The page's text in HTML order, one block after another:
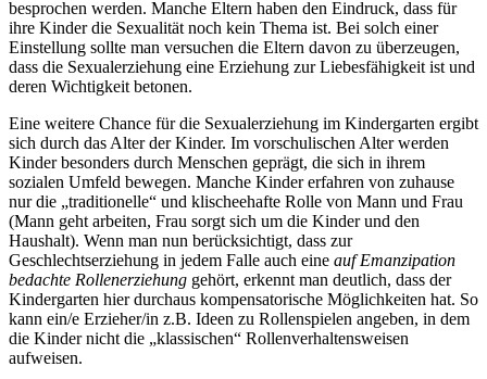
besprochen werden. Manche Eltern haben den Eindruck, dass für
ihre Kinder die Sexualität noch kein Thema ist. Bei solch einer
Einstellung sollte man versuchen die Eltern davon zu überzeugen,
dass die Sexualerziehung eine Erziehung zur Liebesfähigkeit ist und
deren Wichtigkeit betonen.
Eine weitere Chance für die Sexualerziehung im Kindergarten ergibt
sich durch das Alter der Kinder. Im vorschulischen Alter werden
Kinder besonders durch Menschen geprägt, die sich in ihrem
sozialen Umfeld bewegen. Manche Kinder erfahren von zuhause
nur die „traditionelle“ und klischeehafte Rolle von Mann und Frau
(Mann geht arbeiten, Frau sorgt sich um die Kinder und den
Haushalt). Wenn man nun berücksichtigt, dass zur
Geschlechtserziehung in jedem Falle auch eine auf Emanzipation
bedachte Rollenerziehung gehört, erkennt man deutlich, dass der
Kindergarten hier durchaus kompensatorische Möglichkeiten hat. So
kann ein/e Erzieher/in z.B. Ideen zu Rollenspielen angeben, in dem
die Kinder nicht die „klassischen“ Rollenverhaltensweisen
aufweisen.